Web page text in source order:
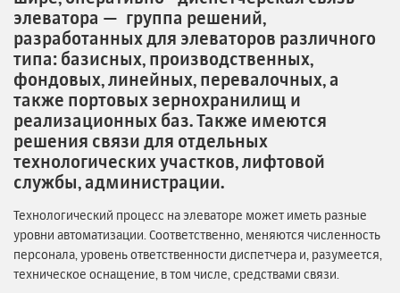
элеватора — группа решений,
разработанных для элеваторов различного
типа: базисных, производственных,
фондовых, линейных, перевалочных, а
также портовых зернохранилищ и
реализационных баз. Также имеются
решения связи для отдельных
технологических участков, лифтовой
службы, администрации.
Технологический процесс на элеваторе может иметь разные
уровни автоматизации. Соответственно, меняются численность
персонала, уровень ответственности диспетчера и, разумеется,
техническое оснащение, в том числе, средствами связи.